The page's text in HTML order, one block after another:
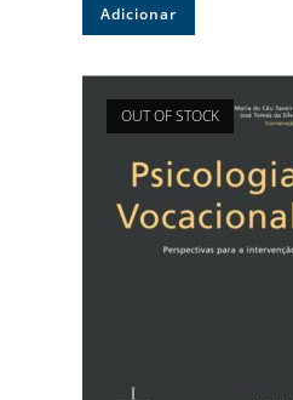
Adicionar
OUT OF STOCK